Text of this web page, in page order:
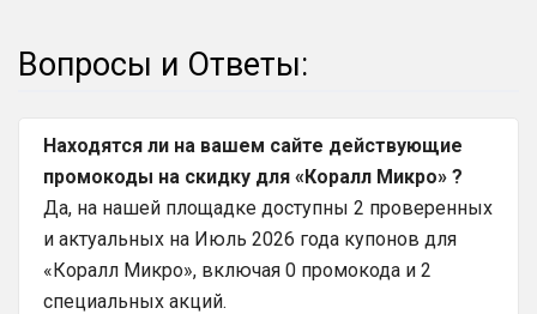
Вопросы и Ответы:
Находятся ли на вашем сайте действующие
промокоды на скидку для «Коралл Микро» ?
Да, на нашей площадке доступны 2 проверенных
и актуальных на Июль 2026 года купонов для
«Коралл Микро», включая 0 промокода и 2
специальных акций.